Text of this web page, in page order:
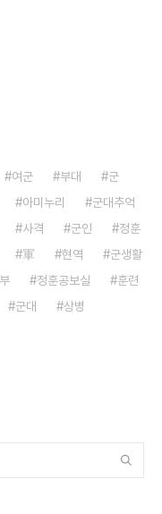
여군 부대
군
아미누리
군대추억
사격 군인
정훈
軍 현역
군생활
정훈공보실
훈련
군대
상병